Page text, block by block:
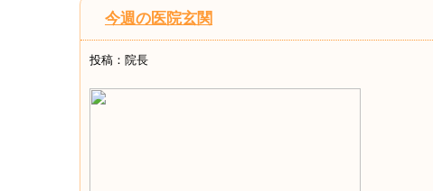
今週の医院玄関
投稿：院長